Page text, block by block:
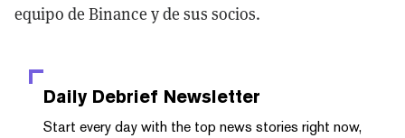
equipo de Binance y de sus socios.
Daily Debrief Newsletter
Start every day with the top news stories right now,